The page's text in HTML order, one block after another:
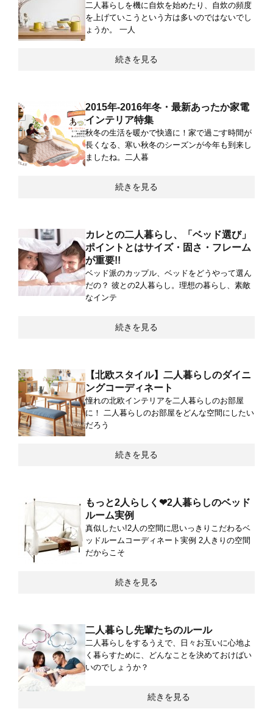
二人暮らしを機に自炊を始めたり、自炊の頻度
を上げていこうという方は多いのではないでし
ょうか。 一人
続きを見る
2015年-2016年冬・最新あったか家電
インテリア特集
秋冬の生活を暖かで快適に！家で過ごす時間が
長くなる、寒い秋冬のシーズンが今年も到来し
ましたね。二人暮
続きを見る
カレとの二人暮らし、「ベッド選び」
ポイントとはサイズ・固さ・フレーム
が重要!!
ベッド派のカップル、ベッドをどうやって選ん
だの？ 彼との2人暮らし。理想の暮らし、素敵
なインテ
続きを見る
【北欧スタイル】二人暮らしのダイニ
ングコーディネート
憧れの北欧インテリアを二人暮らしのお部屋
に！ 二人暮らしのお部屋をどんな空間にしたい
だろう
続きを見る
もっと2人らしく❤2人暮らしのベッド
ルーム実例
真似したい!2人の空間に思いっきりこだわるベ
ッドルームコーディネート実例 2人きりの空間
だからこそ
続きを見る
二人暮らし先輩たちのルール
二人暮らしをするうえで、日々お互いに心地よ
く暮らすために、どんなことを決めておけばい
いのでしょうか？
続きを見る